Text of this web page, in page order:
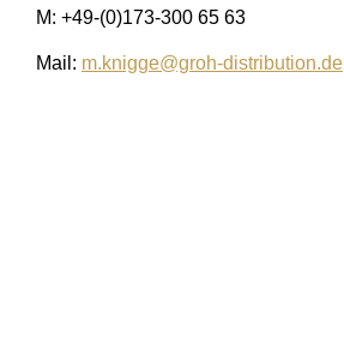
M: +49-(0)173-300 65 63
Mail: m.knigge@groh-distribution.de